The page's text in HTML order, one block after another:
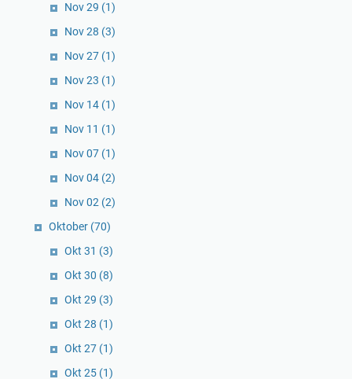
Nov 29 (1)
Nov 28 (3)
Nov 27 (1)
Nov 23 (1)
Nov 14 (1)
Nov 11 (1)
Nov 07 (1)
Nov 04 (2)
Nov 02 (2)
Oktober (70)
Okt 31 (3)
Okt 30 (8)
Okt 29 (3)
Okt 28 (1)
Okt 27 (1)
Okt 25 (1)